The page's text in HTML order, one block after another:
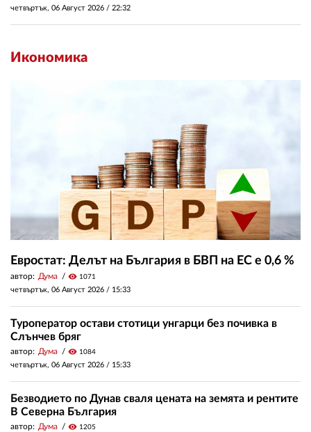
четвъртък, 06 Август 2026 / 22:32
Икономика
Евростат: Делът на България в БВП на ЕС е 0,6 %
автор: Дума visibility 1071
четвъртък, 06 Август 2026 / 15:33
Туроператор остави стотици унгарци без почивка в
Слънчев бряг
автор: Дума visibility 1084
четвъртък, 06 Август 2026 / 15:33
Безводието по Дунав сваля цената на земята и рентите
В Северна България
автор: Дума visibility 1205